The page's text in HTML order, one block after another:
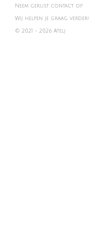
Neem gerust contact op.
Wij helpen je graag verder!
© 2021 - 2026 Atelj